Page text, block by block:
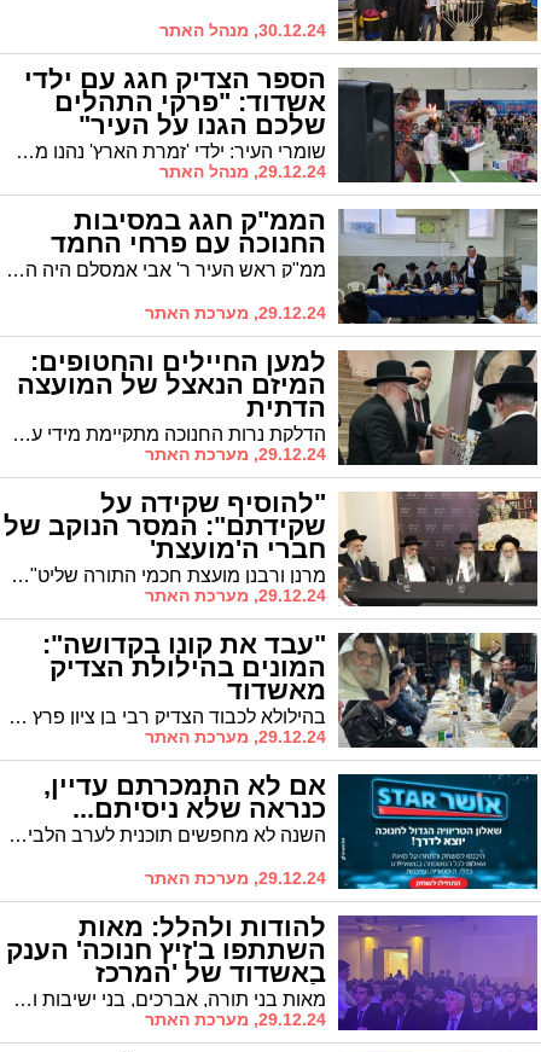
30.12.24, מנהל האתר
הספר הצדיק חגג עם ילדי
אשדוד: "פרקי התהלים
שלכם הגנו על העיר"
שומרי העיר: ילדי 'זמרת הארץ' נהנו ממסיבת חנוכה מושקעת מליאה בהפתעות
29.12.24, מנהל האתר
הממ"ק חגג במסיבות
החנוכה עם פרחי החמד
ממ"ק ראש העיר ר' אבי אמסלם היה היום אורח הכבוד באירועי ת"ת אורות התורה ות"ת מורשה באשדוד. "התרגשתי מאד לראות את הידיעות המדהימות של התלמידים, יישר כח להנהלה וצוות המלמדים היקרים", אמר בנאומו
29.12.24, מערכת האתר
למען החיילים והחטופים:
המיזם הנאצל של המועצה
הדתית
הדלקת נרות החנוכה מתקיימת מידי ערב בכניסה למועצה הדתית עם הרב הראשי הגר"ח פינטו, הרבנים ויו"ר המועה"ד הרב דהן. לאחר ההדלקה מקיימים תפילה למען חיילי צה"ל והשבת החטופים
29.12.24, מערכת האתר
"להוסיף שקידה על
שקידתם": המסר הנוקב של
חברי ה'מועצת'
מרנן ורבנן מועצת חכמי התורה שליט"א יצאו במכתב לחיזוק ימי החנוכה: "לנצל את ימי החנוכה לחיזוק בלימוד התורה ותפילה ולנצל את הימים הקדושים לנוכח המשך ההסתה נגד עולם התורה"
29.12.24, מערכת האתר
"עבד את קונו בקדושה":
המונים בהילולת הצדיק
מאשדוד
בהילולא לכבוד הצדיק רבי בן ציון פרץ זצ"ל ציינו את עבודת התפילה שהיה כמונה מרגליות. למרות שהיה תלמיד חכם כיבד רבנים בביטול גמור. הרבנים קראו לציבור ללמוד ולקחת מדרכיו
29.12.24, מערכת האתר
אם לא התמכרתם עדיין,
כנראה שלא ניסיתם...
השנה לא מחפשים תוכנית לערב הלביבות. כל מה שצריך הוא להושיב את כל בני המשפחה סביב חידון הטריוויה של 'אושר עד'. אחרי זה, אל תאמרו שלא הזהרנו אתכם: זה ממכר!
29.12.24, מערכת האתר
להודות ולהלל: מאות
השתתפו ב'זיץ חנוכה' הענק
באשדוד של 'המרכז
למורשת' (וידאו) מאות בני תורה, אברכים, בני ישיבות ושוחרי המוזיקה החסידית באשדוד השתתפו הערב ב'זיץ חנוכה' ענק שהופק במיוחד לרגל חג החנוכה ביוזמת "המרכז למורשת" בראשות מ"מ ראש העיר ר' אבי אמסלם
29.12.24, מערכת האתר